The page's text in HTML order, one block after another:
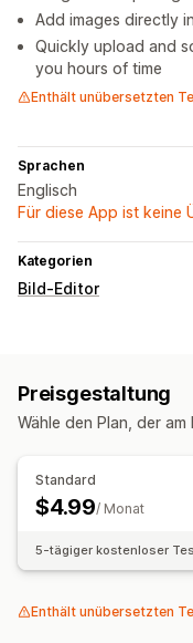
Add images directly
Quickly upload and
you hours of time
Enthält unübersetzten
Sprachen
Englisch
Für diese App ist keine
Kategorien
Bild-Editor
Preisgestaltung
Wähle den Plan, der
Standard
$4.99/ Monat
5-tägiger kostenloser
Enthält unübersetzten